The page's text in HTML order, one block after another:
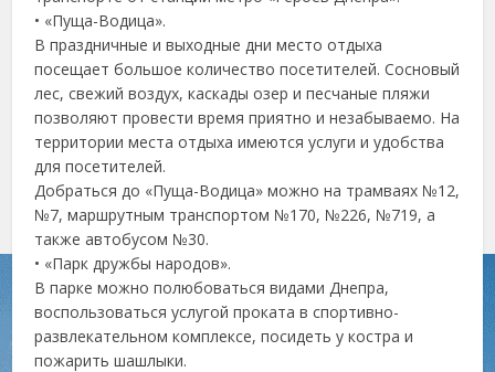
• «Пуща-Водица».
В праздничные и выходные дни место отдыха
посещает большое количество посетителей. Сосновый
лес, свежий воздух, каскады озер и песчаные пляжи
позволяют провести время приятно и незабываемо. На
территории места отдыха имеются услуги и удобства
для посетителей.
Добраться до «Пуща-Водица» можно на трамваях №12,
№7, маршрутным транспортом №170, №226, №719, а
также автобусом №30.
• «Парк дружбы народов».
В парке можно полюбоваться видами Днепра,
воспользоваться услугой проката в спортивно-
развлекательном комплексе, посидеть у костра и
пожарить шашлыки.